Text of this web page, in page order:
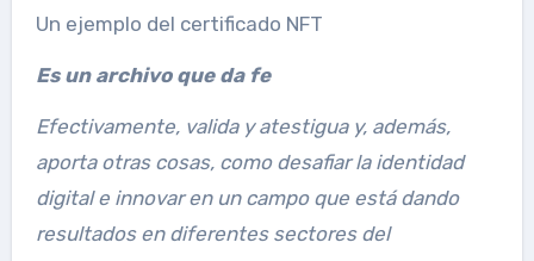
Un ejemplo del certificado NFT
Es un archivo que da fe
Efectivamente, valida y atestigua y, además,
aporta otras cosas, como desafiar la identidad
digital e innovar en un campo que está dando
resultados en diferentes sectores del